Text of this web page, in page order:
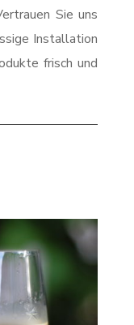
Sie uns
Installation
frisch und